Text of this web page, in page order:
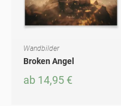
AUSFÜHRUNG WÄHLEN
Wandbilder
Broken Angel
ab 14,95 €